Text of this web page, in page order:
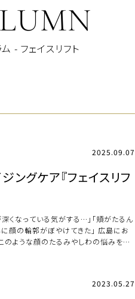
- フェイスリフト
2025.09.07
ングケア『フェイスリフ
くなっている気がする…」「頬がたるん
顔の輪郭がぼやけてきた」 広島にお
のような顔のたるみやしわの悩みを抱
2023.05.27